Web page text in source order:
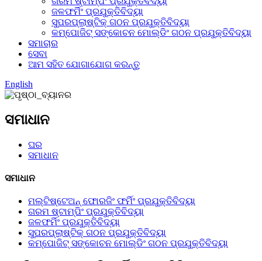
ଜଳଫର୍ମିଂ ପ୍ରଯୁକ୍ତିବିଦ୍ୟା
ସୁପରପ୍ଲାଷ୍ଟିକ୍ ଗଠନ ପ୍ରଯୁକ୍ତିବିଦ୍ୟା
କମ୍ପୋଜିଟ୍ ସଙ୍କୋଚନ ମୋଲ୍ଡିଂ ଗଠନ ପ୍ରଯୁକ୍ତିବିଦ୍ୟା
ସମାଚାର
ସେବା
ଆମ ସହିତ ଯୋଗାଯୋଗ କରନ୍ତୁ
English
ସମାଧାନ
ଘର
ସମାଧାନ
ସମାଧାନ
ମଲ୍ଟିଷ୍ଟେଅନ୍ ଫୋରଜିଂ ଫର୍ମିଂ ପ୍ରଯୁକ୍ତିବିଦ୍ୟା
ଗରମ ଷ୍ଟାମ୍ପିଂ ପ୍ରଯୁକ୍ତିବିଦ୍ୟା
ଜଳଫର୍ମିଂ ପ୍ରଯୁକ୍ତିବିଦ୍ୟା
ସୁପରପ୍ଲାଷ୍ଟିକ୍ ଗଠନ ପ୍ରଯୁକ୍ତିବିଦ୍ୟା
କମ୍ପୋଜିଟ୍ ସଙ୍କୋଚନ ମୋଲ୍ଡିଂ ଗଠନ ପ୍ରଯୁକ୍ତିବିଦ୍ୟା